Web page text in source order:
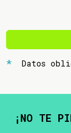
Datos
¡NO TE